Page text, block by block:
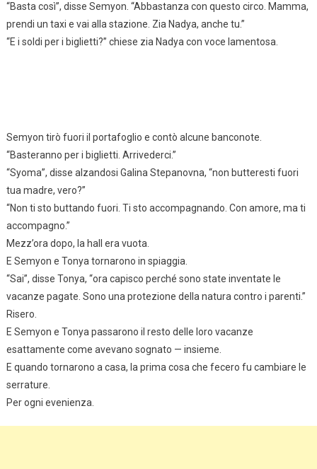
“Basta così”, disse Semyon. “Abbastanza con questo circo. Mamma,
prendi un taxi e vai alla stazione. Zia Nadya, anche tu.”
“E i soldi per i biglietti?” chiese zia Nadya con voce lamentosa.
Semyon tirò fuori il portafoglio e contò alcune banconote.
“Basteranno per i biglietti. Arrivederci.”
“Syoma”, disse alzandosi Galina Stepanovna, “non butteresti fuori
tua madre, vero?”
“Non ti sto buttando fuori. Ti sto accompagnando. Con amore, ma ti
accompagno.”
Mezz’ora dopo, la hall era vuota.
E Semyon e Tonya tornarono in spiaggia.
“Sai”, disse Tonya, “ora capisco perché sono state inventate le
vacanze pagate. Sono una protezione della natura contro i parenti.”
Risero.
E Semyon e Tonya passarono il resto delle loro vacanze
esattamente come avevano sognato — insieme.
E quando tornarono a casa, la prima cosa che fecero fu cambiare le
serrature.
Per ogni evenienza.